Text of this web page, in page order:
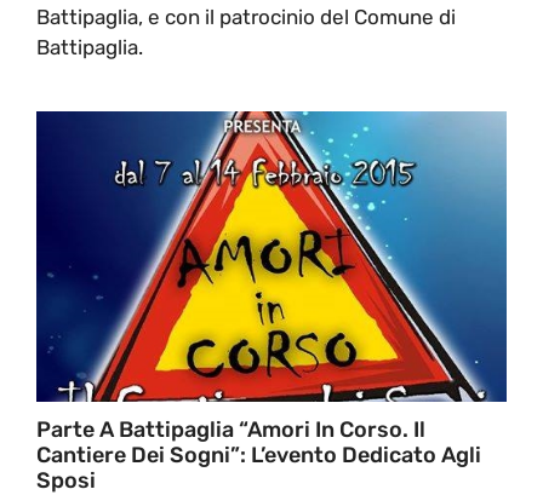
Battipaglia, e con il patrocinio del Comune di
Battipaglia.
Parte A Battipaglia “Amori In Corso. Il
Cantiere Dei Sogni”: L’evento Dedicato Agli
Sposi